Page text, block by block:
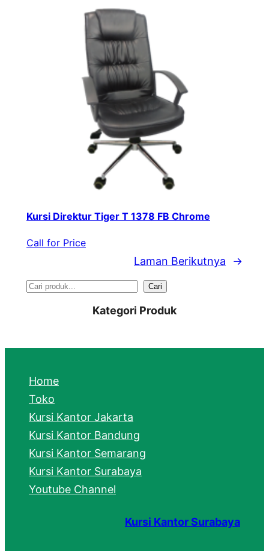
Kursi Direktur Tiger T 1378 FB Chrome
Call for Price
Laman Berikutnya →
S
r
h
Cari
Kategori Produk
Home
Toko
Kursi Kantor Jakarta
Kursi Kantor Bandung
Kursi Kantor Semarang
Kursi Kantor Surabaya
Youtube Channel
Kursi Kantor Surabaya